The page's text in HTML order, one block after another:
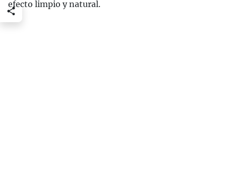
efecto limpio y natural.